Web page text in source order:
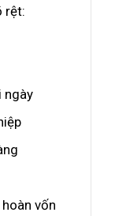
rệt:
ngày
vốn